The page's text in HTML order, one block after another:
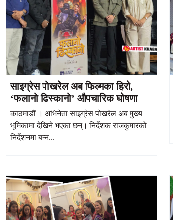
साइग्रेस पोखरेल अब फिल्मका हिरो,
‘फलानो ढिस्कानो’ औपचारिक घोषणा
काठमाडौं । अभिनेता साइग्रेस पोखरेल अब मुख्य
भूमिकामा देखिने भएका छन्। निर्देशक राजकुमारको
निर्देशनमा बन्न...